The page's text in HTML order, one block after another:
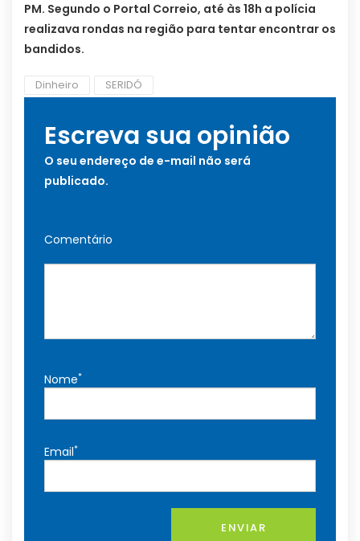
PM. Segundo o Portal Correio, até às 18h a polícia
realizava rondas na região para tentar encontrar os
bandidos.
Dinheiro SERIDÓ
Escreva sua opinião
O seu endereço de e-mail não será
publicado.
Comentário
Nome*
Email*
ENVIAR